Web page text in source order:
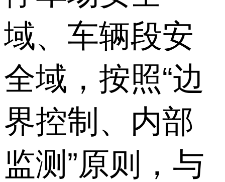
域、车辆段安
全域，按照“边
界控制、内部
监测”原则，与